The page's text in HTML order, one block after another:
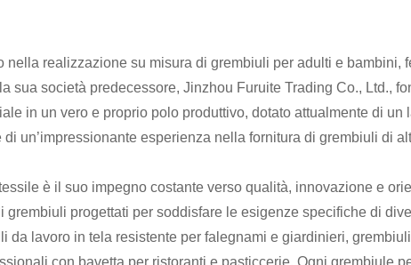
realizzazione su misura di grembiuli per adulti e bambini,
sua società predecessore, Jinzhou Furuite Trading Co., Ltd.,
in un vero e proprio polo produttivo, dotato attualmente di un
un’impressionante esperienza nella fornitura di grembiuli di
è il suo impegno costante verso qualità, innovazione e
progettati per soddisfare le esigenze specifiche di
lavoro in tela resistente per falegnami e giardinieri,
con bavetta per ristoranti e pasticcerie. Ogni grembiule